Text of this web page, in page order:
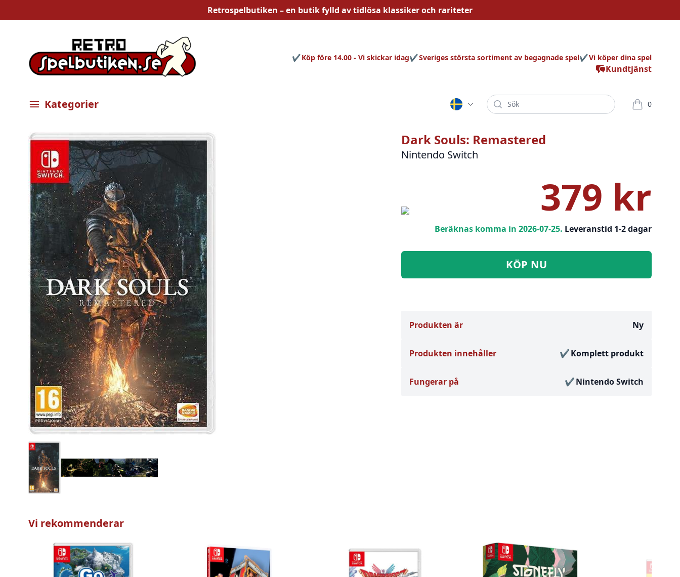
Retrospelbutiken – en butik fylld avtidlösa klassiker och rariteter
Kundtjänst
Köp före 14.00 - Vi skickar idag Sveriges största sortiment av begagnade spel Vi köper dina spel
Öppna meny
Kategorier Sök 0
varor i
Dark Souls: Remastered
Nintendo Switch
Bilder
379 kr
Beräknas komma in 2026-07-25. Leveranstid 1-2 dagar
KÖP NU
Produkten är Ny
Produkten innehåller Komplett produkt
Fungerar på Nintendo Switch
Vi rekommenderar